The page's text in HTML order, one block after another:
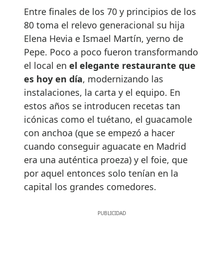
Entre finales de los 70 y principios de los
80 toma el relevo generacional su hija
Elena Hevia e Ismael Martín, yerno de
Pepe. Poco a poco fueron transformando
el local en el elegante restaurante que
es hoy en día, modernizando las
instalaciones, la carta y el equipo. En
estos años se introducen recetas tan
icónicas como el tuétano, el guacamole
con anchoa (que se empezó a hacer
cuando conseguir aguacate en Madrid
era una auténtica proeza) y el foie, que
por aquel entonces solo tenían en la
capital los grandes comedores.